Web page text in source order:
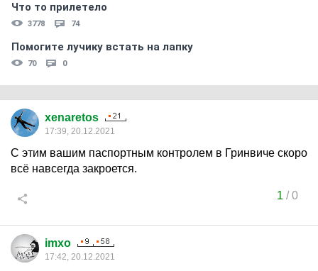
Что то прилетело
3778 74
Помогите лучику встать на лапку
70 0
xenaretos
17:39, 20.12.2021
С этим вашим паспортным контролем в Гринвиче скоро
всё навсегда закроется.
1 /0
imxo
17:42, 20.12.2021